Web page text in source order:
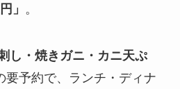
」 。
し・焼きガニ・カニ天ぷ
要予約で、ランチ・ディナ